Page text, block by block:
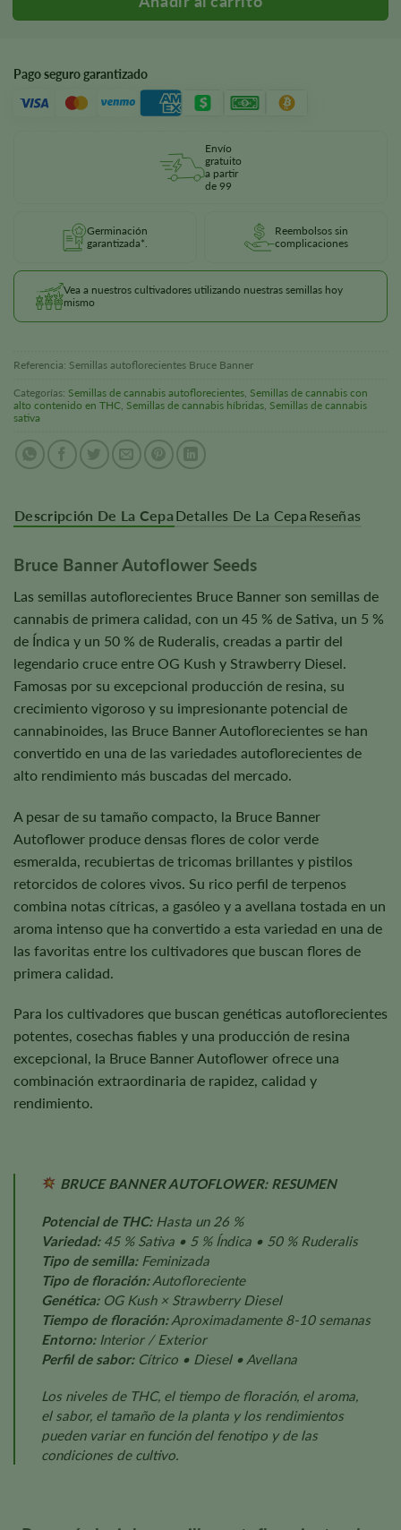
Pago seguro garantizado
Envío
gratuito
a partir
de 99
Germinación
garantizada*.
Reembolsos sin
complicaciones
Vea a nuestros cultivadores utilizando nuestras semillas hoy
mismo
Referencia: Semillas autoflorecientes Bruce Banner
Categorías: Semillas de cannabis autoflorecientes, Semillas de cannabis con
alto contenido en THC, Semillas de cannabis híbridas, Semillas de cannabis
sativa
Descripción De La Cepa Detalles De La Cepa Reseñas
Bruce Banner Autoflower Seeds
Las semillas autoflorecientes Bruce Banner son semillas de
cannabis de primera calidad, con un 45 % de Sativa, un 5 %
de Índica y un 50 % de Ruderalis, creadas a partir del
legendario cruce entre OG Kush y Strawberry Diesel.
Famosas por su excepcional producción de resina, su
crecimiento vigoroso y su impresionante potencial de
cannabinoides, las Bruce Banner Autoflorecientes se han
convertido en una de las variedades autoflorecientes de
alto rendimiento más buscadas del mercado.
A pesar de su tamaño compacto, la Bruce Banner
Autoflower produce densas flores de color verde
esmeralda, recubiertas de tricomas brillantes y pistilos
retorcidos de colores vivos. Su rico perfil de terpenos
combina notas cítricas, a gasóleo y a avellana tostada en un
aroma intenso que ha convertido a esta variedad en una de
las favoritas entre los cultivadores que buscan flores de
primera calidad.
Para los cultivadores que buscan genéticas autoflorecientes
potentes, cosechas fiables y una producción de resina
excepcional, la Bruce Banner Autoflower ofrece una
combinación extraordinaria de rapidez, calidad y
rendimiento.
BRUCE BANNER AUTOFLOWER: RESUMEN
Potencial de THC:Hasta un 26 %
Variedad:45 % Sativa • 5 % Índica • 50 % Ruderalis
Tipo de semilla:Feminizada
Tipo de floración:Autofloreciente
Genética:OG Kush × Strawberry Diesel
Tiempo de floración:Aproximadamente 8-10 semanas
Entorno:Interior / Exterior
Perfil de sabor:Cítrico • Diesel • Avellana
Los niveles de THC, el tiempo de floración, el aroma,
el sabor, el tamaño de la planta y los rendimientos
pueden variar en función del fenotipo y de las
condiciones de cultivo.